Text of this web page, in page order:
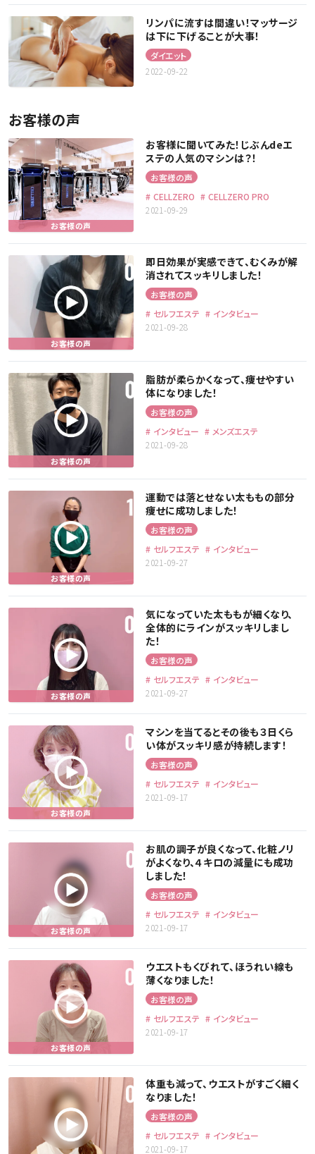
リンパに流すは間違い！マッサージ
は下に下げることが大事！
ダイエット
2022-09-22
お客様の声
お客様に聞いてみた！じぶんdeエ
ステの人気のマシンは？！
お客様の声
CELLZERO
CELLZERO PRO
2021-09-29
即日効果が実感できて、むくみが解
消されてスッキリしました！
お客様の声
セルフエステ
インタビュー
2021-09-28
脂肪が柔らかくなって、痩せやすい
体になりました！
お客様の声
インタビュー
メンズエステ
2021-09-28
運動では落とせない太ももの部分
痩せに成功しました！
お客様の声
セルフエステ
インタビュー
2021-09-27
気になっていた太ももが細くなり、
全体的にラインがスッキリしまし
た！
お客様の声
セルフエステ
インタビュー
2021-09-27
マシンを当てるとその後も３日くら
い体がスッキリ感が持続します！
お客様の声
セルフエステ
インタビュー
2021-09-17
お肌の調子が良くなって、化粧ノリ
がよくなり、４キロの減量にも成功
しました！
お客様の声
セルフエステ
インタビュー
2021-09-17
ウエストもくびれて、ほうれい線も
薄くなりました！
お客様の声
セルフエステ
インタビュー
2021-09-17
体重も減って、ウエストがすごく細く
なりました！
お客様の声
セルフエステ
インタビュー
2021-09-17